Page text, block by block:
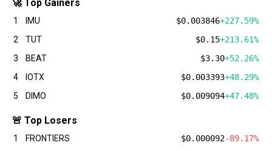
🚀 Top Gainers
1 IMU $0.003846+227.59%
2
TUT $0.15+213.61%
3
BEAT $3.30+52.26%
4
IOTX $0.003393+48.29%
5
DIMO $0.009094+47.48%
🚨 Top Losers
1 FRONTIERS $0.000092-89.17%